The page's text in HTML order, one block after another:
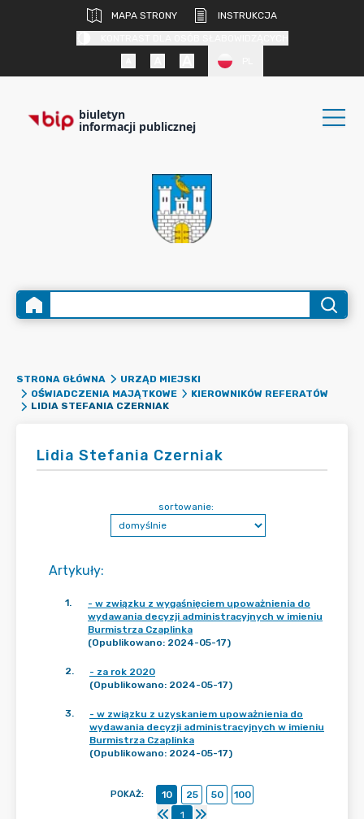
MAPA STRONY
INSTRUKCJA
biuletyn
informacji publicznej
STRONA GŁÓWNA
URZĄD MIEJSKI
OŚWIADCZENIA MAJĄTKOWE
KIEROWNIKÓW REFERATÓW
LIDIA STEFANIA CZERNIAK
Lidia Stefania Czerniak
Artykuły:
sortowanie:
1.
- w związku z wygaśnięciem upoważnienia do
wydawania decyzji administracyjnych w imieniu
Burmistrza Czaplinka
(Opublikowano: 2024-05-17)
2.
- za rok 2020
(Opublikowano: 2024-05-17)
3.
- w związku z uzyskaniem upoważnienia do
wydawania decyzji administracyjnych w imieniu
Burmistrza Czaplinka
(Opublikowano: 2024-05-17)
POKAŻ: 10 25 50
100
1